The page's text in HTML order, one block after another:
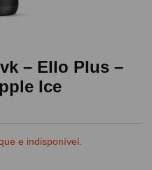
– Ello Plus –
Ice
e indisponível.